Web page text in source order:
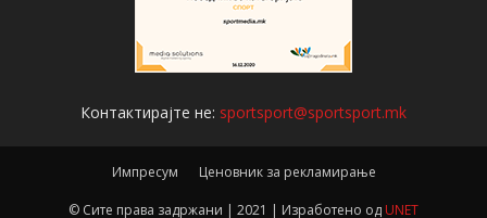
Контактирајте не: sportsport@sportsport.mk
Импресум Ценовник за рекламирање
© Сите права задржани | 2021 | Изработено од UNET